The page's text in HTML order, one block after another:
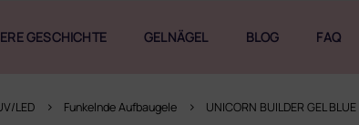
GESCHICHTE GELNÄGEL BLOG FAQ
LED Funkelnde Aufbaugele UNICORN BUILDER GEL BLUE